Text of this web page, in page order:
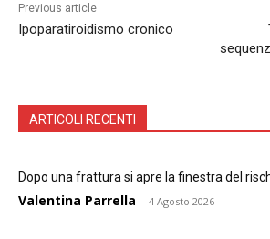
Previous article
Ipoparatiroidismo cronico
ARTICOLI RECENTI
Dopo una frattura si apre la finestra del
Valentina Parrella - 4 Agosto 2026